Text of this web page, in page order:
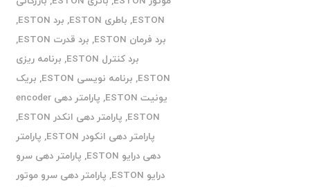
ESTON
, باطری ESTON , برد ESTON
,
برد فرمان ESTON
, برد قدرت ESTON
,
برد کنترل ESTON
, برنامه ریزی
ESTON
, برنامه نویسی ESTON , بریک
یونیت ESTON
,
پارامتر دهی encoder
ESTON
, پارامتر دهی انکدر ESTON
,
پارامتر دهی انکودر ESTON
, پارامتر
دهی درایو ESTON
, پارامتر دهی سرو
درایو ESTON
, پارامتر دهی سرو موتور